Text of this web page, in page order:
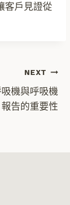
客戶見證從
NEXT
機與呼吸機
報告的重要性